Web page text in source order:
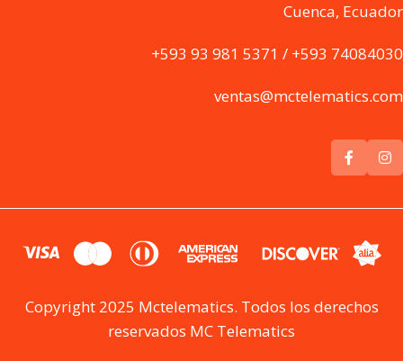
Cuenca, Ecuador
+593 93 981 5371 / +593 74084030
ventas@mctelematics.com
Copyright 2025 Mctelematics. Todos los derechos
reservados MC Telematics